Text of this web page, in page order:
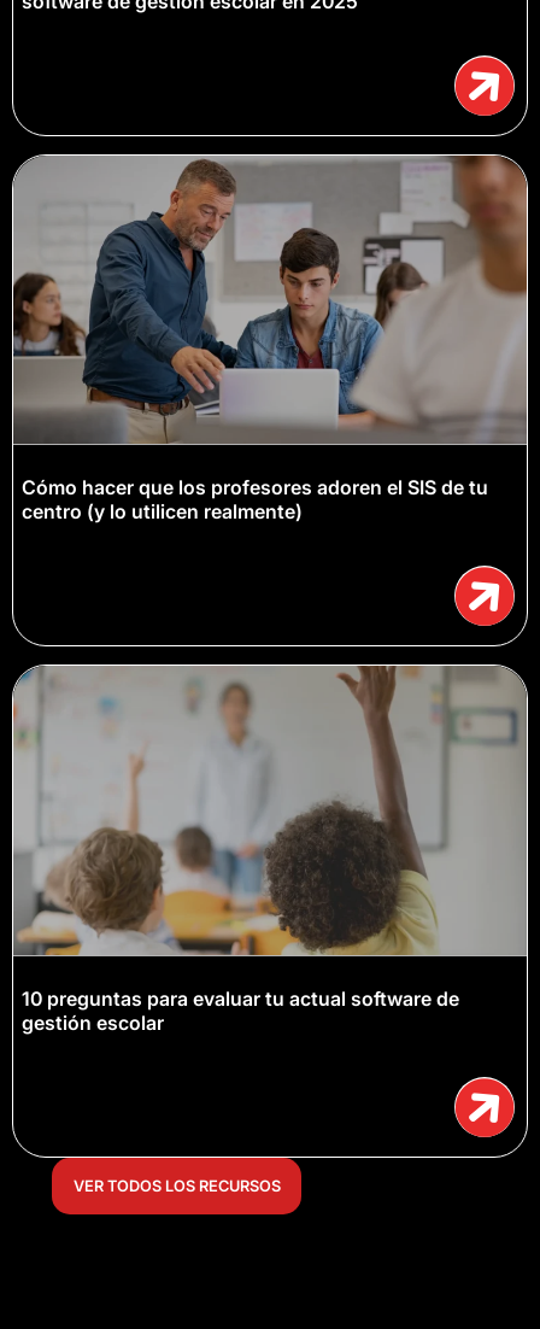
Cómo hacer que los profesores adoren el SIS de tu
centro (y lo utilicen realmente)
10 preguntas para evaluar tu actual software de
gestión escolar
VER TODOS LOS RECURSOS